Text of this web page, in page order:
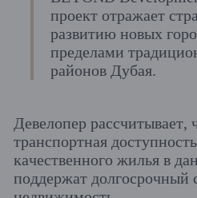
проект отражает
развитию новых
пределами
районов Дубая.
Девелопер рассчитывает,
транспортная
качественного жилья в
поддержат долгосрочный